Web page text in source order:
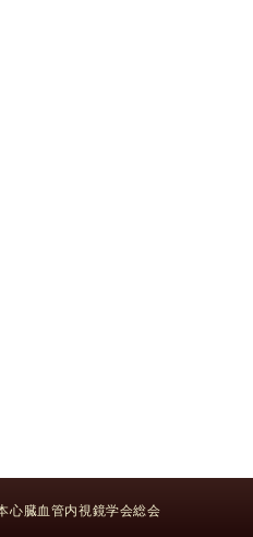
臓血管内視鏡学会総会